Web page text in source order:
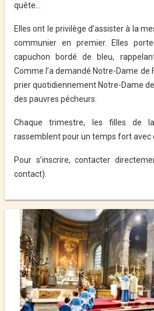
quête…
Elles ont le privilège d’assister à la
communier en premier. Elles
capuchon bordé de bleu,
Comme l’a demandé Notre-Dame de
prier quotidiennement Notre-Dame
des pauvres pécheurs.
Chaque trimestre, les filles de
rassemblent pour un temps fort avec
Pour s’inscrire, contacter
contact).